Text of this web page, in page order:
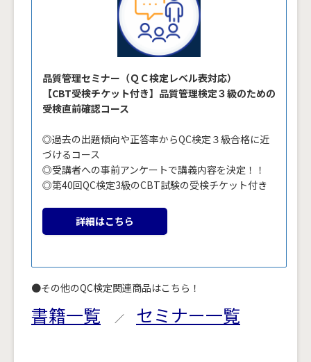
品質管理セミナー（ＱＣ検定レベル表対応）
【CBT受検チケット付き】品質管理検定３級のための
受検直前確認コース
◎過去の出題傾向や正答率からQC検定３級合格に近
づけるコース
◎受講者への事前アンケートで講義内容を決定！！
◎第40回QC検定3級のCBT試験の受検チケット付き
詳細はこちら
●その他のQC検定関連商品はこちら！
書籍一覧 ／ セミナー一覧